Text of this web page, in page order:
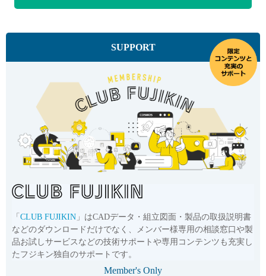
SUPPORT
「 CLUB FUJIKIN 」はCADデータ・組立図面・製品の取扱説明書
などのダウンロードだけでなく、メンバー様専用の相談窓口や製
品お試しサービスなどの技術サポートや専用コンテンツも充実し
たフジキン独自のサポートです。
Member's Only